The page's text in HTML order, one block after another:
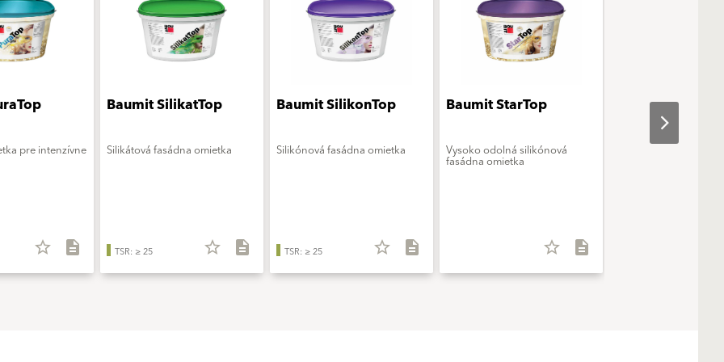
pre intenzívne
star_border description
Baumit SilikatTop
Silikátová fasádna omietka
TSR: ≥ 25 star_border description
Baumit SilikonTop
Silikónová fasádna omietka
TSR: ≥ 25 star_border description
Baumit StarTop
Vysoko odolná silikónová
fasádna omietka
star_border description
Baumit openTop